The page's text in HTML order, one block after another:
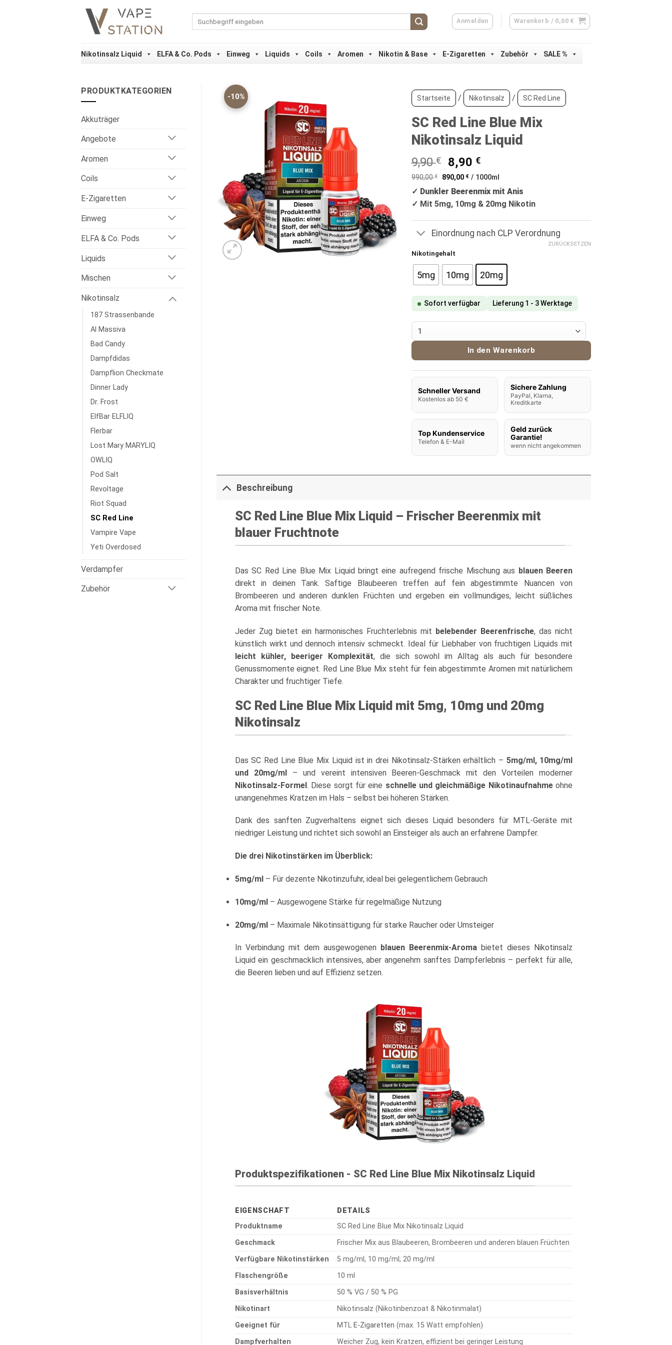
Anmelden Warenkorb / 0,00 €
Nikotinsalz Liquid ELFA & Co. Pods Einweg Liquids Coils Aromen Nikotin & Base E-Zigaretten Zubehör SALE %
PRODUKTKATEGORIEN
Akkuträger
Angebote
Aromen
Coils
E-Zigaretten
Einweg
ELFA & Co. Pods
Liquids
Mischen
Nikotinsalz
187 Strassenbande
Al Massiva
Bad Candy
Dampfdidas
Dampflion Checkmate
Dinner Lady
Dr. Frost
ElfBar ELFLIQ
Flerbar
Lost Mary MARYLIQ
OWLIQ
Pod Salt
Revoltage
Riot Squad
SC Red Line
Vampire Vape
Yeti Overdosed
Verdampfer
Zubehör
-10% Startseite / Nikotinsalz / SC Red Line
SC Red Line Blue Mix
Nikotinsalz Liquid
9,90€
Ursprünglicher
Preis
war:
9,90 €
8,90 €Aktueller
Preis
ist:
8,90 €.
990,00€ 890,00 €/ 1000ml
✓ Dunkler Beerenmix mit Anis
✓ Mit 5mg, 10mg & 20mg Nikotin
Einordnung nach CLP Verordnung
Nikotingehalt
5mg 10mg 20mg
ZURÜCKSETZEN
Sofort verfügbar Lieferung 1 - 3 Werktage
SC Red Line Blue Mix Nikotinsalz Liquid Menge
In den Warenkorb
Schneller Versand
Kostenlos ab 50 €
Sichere Zahlung
PayPal, Klarna,
Kreditkarte
Top Kundenservice
Telefon & E-Mail
Geld zurück
Garantie!
wenn nicht angekommen
Beschreibung
SC Red Line Blue Mix Liquid – Frischer Beerenmix mit
blauer Fruchtnote
Das SC Red Line Blue Mix Liquid bringt eine aufregend frische Mischung aus blauen Beeren
direkt in deinen Tank. Saftige Blaubeeren treffen auf fein abgestimmte Nuancen von
Brombeeren und anderen dunklen Früchten und ergeben ein vollmundiges, leicht süßliches
Aroma mit frischer Note.
Jeder Zug bietet ein harmonisches Fruchterlebnis mit belebender Beerenfrische, das nicht
künstlich wirkt und dennoch intensiv schmeckt. Ideal für Liebhaber von fruchtigen Liquids mit
leicht kühler, beeriger Komplexität, die sich sowohl im Alltag als auch für besondere
Genussmomente eignet. Red Line Blue Mix steht für fein abgestimmte Aromen mit natürlichem
Charakter und fruchtiger Tiefe.
SC Red Line Blue Mix Liquid mit 5mg, 10mg und 20mg
Nikotinsalz
Das SC Red Line Blue Mix Liquid ist in drei Nikotinsalz-Stärken erhältlich – 5mg/ml, 10mg/ml
und 20mg/ml– und vereint intensiven Beeren-Geschmack mit den Vorteilen moderner
Nikotinsalz-Formel. Diese sorgt für eine schnelle und gleichmäßige Nikotinaufnahmeohne
unangenehmes Kratzen im Hals – selbst bei höheren Stärken.
Dank des sanften Zugverhaltens eignet sich dieses Liquid besonders für MTL-Geräte mit
niedriger Leistung und richtet sich sowohl an Einsteiger als auch an erfahrene Dampfer.
Die drei Nikotinstärken im Überblick:
5mg/ml– Für dezente Nikotinzufuhr, ideal bei gelegentlichem Gebrauch
10mg/ml– Ausgewogene Stärke für regelmäßige Nutzung
20mg/ml– Maximale Nikotinsättigung für starke Raucher oder Umsteiger
In Verbindung mit dem ausgewogenen blauen Beerenmix-Aroma bietet dieses Nikotinsalz
Liquid ein geschmacklich intensives, aber angenehm sanftes Dampferlebnis – perfekt für alle,
die Beeren lieben und auf Effizienz setzen.
Produktspezifikationen - SC Red Line Blue Mix Nikotinsalz Liquid
EIGENSCHAFT
DETAILS
Produktname
SC Red Line Blue Mix Nikotinsalz Liquid
Geschmack
Frischer Mix aus Blaubeeren, Brombeeren und anderen blauen Früchten
Verfügbare Nikotinstärken
5 mg/ml, 10 mg/ml, 20 mg/ml
Flaschengröße
10 ml
Basisverhältnis
50 % VG / 50 % PG
Nikotinart
Nikotinsalz (Nikotinbenzoat & Nikotinmalat)
Geeignet für
MTL E-Zigaretten (max. 15 Watt empfohlen)
Dampfverhalten
Weicher Zug, kein Kratzen, effizient bei geringer Leistung